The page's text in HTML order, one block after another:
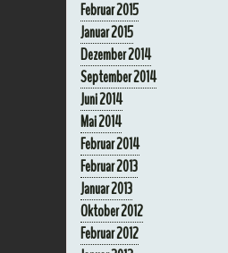
Februar 2015
Januar 2015
Dezember 2014
September 2014
Juni 2014
Mai 2014
Februar 2014
Februar 2013
Januar 2013
Oktober 2012
Februar 2012